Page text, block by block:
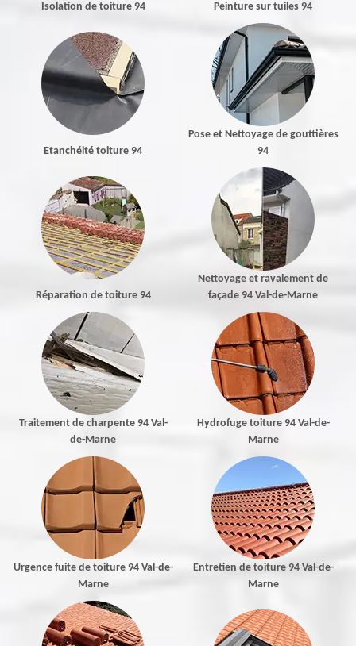
Isolation de toiture 94 Peinture sur tuiles 94
Etanchéité toiture 94
Pose et Nettoyage de gouttières
94
Réparation de toiture 94
Nettoyage et ravalement de
façade 94 Val-de-Marne
Traitement de charpente 94 Val-
de-Marne
Hydrofuge toiture 94 Val-de-
Marne
Urgence fuite de toiture 94 Val-de-
Marne
Entretien de toiture 94 Val-de-
Marne